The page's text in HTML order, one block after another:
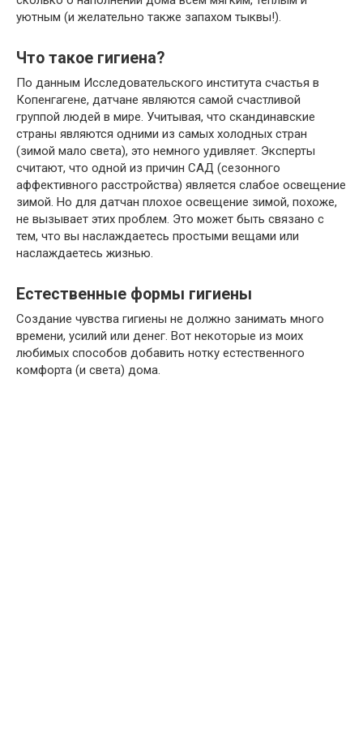
уютным (и желательно также запахом тыквы!).
Что такое гигиена?
По данным Исследовательского института счастья в
Копенгагене, датчане являются самой счастливой
группой людей в мире. Учитывая, что скандинавские
страны являются одними из самых холодных стран
(зимой мало света), это немного удивляет. Эксперты
считают, что одной из причин САД (сезонного
аффективного расстройства) является слабое освещение
зимой. Но для датчан плохое освещение зимой, похоже,
не вызывает этих проблем. Это может быть связано с
тем, что вы наслаждаетесь простыми вещами или
наслаждаетесь жизнью.
Естественные формы гигиены
Создание чувства гигиены не должно занимать много
времени, усилий или денег. Вот некоторые из моих
любимых способов добавить нотку естественного
комфорта (и света) дома.